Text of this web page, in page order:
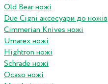
Old Bear ножі
Due Cigni аксесуари до ножів
Cimmerian Knives ножі
Umarex ножі
Hightron ножі
Schrade ножі
Ocaso ножі